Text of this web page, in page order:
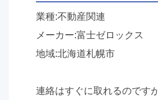
業種:不動産関連
メーカー:富士ゼロックス
地域:北海道札幌市
連絡はすぐに取れるのです